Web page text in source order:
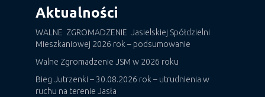
Aktualności
WALNE ZGROMADZENIE Jasielskiej Spółdzielni
Mieszkaniowej 2026 rok – podsumowanie
Walne Zgromadzenie JSM w 2026 roku
Bieg Jutrzenki – 30.08.2026 rok – utrudnienia w
ruchu na terenie Jasła